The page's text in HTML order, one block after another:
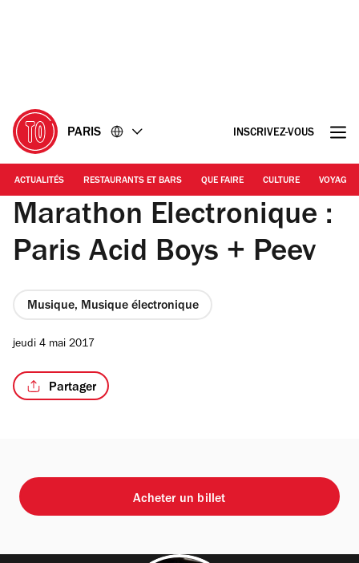
PARIS INSCRIVEZ-VOUS
ACTUALITÉS RESTAURANTS ET BARS QUE FAIRE CULTURE VOYAGE
Marathon Electronique :
Paris Acid Boys + Peev
Musique, Musique électronique
jeudi 4 mai 2017
Partager
Acheter un billet